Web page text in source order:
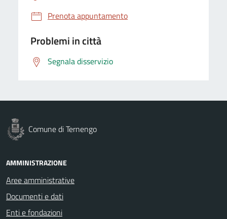
Prenota appuntamento
Problemi in città
Segnala disservizio
Comune di Ternengo
AMMINISTRAZIONE
Aree amministrative
Documenti e dati
Enti e fondazioni